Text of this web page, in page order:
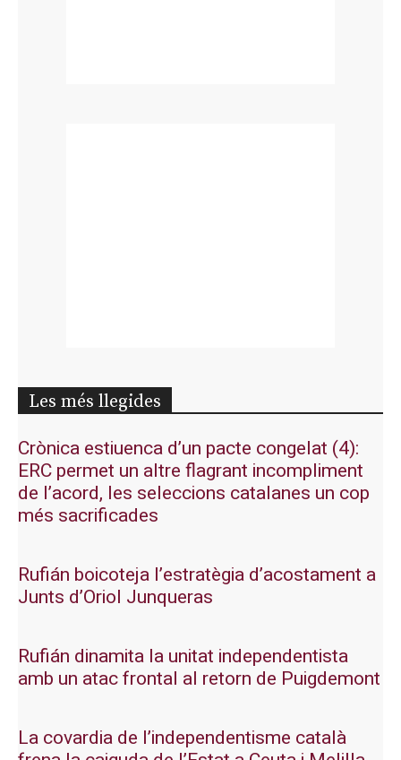
Les més llegides
Crònica estiuenca d’un pacte congelat (4):
ERC permet un altre flagrant incompliment
de l’acord, les seleccions catalanes un cop
més sacrificades
Rufián boicoteja l’estratègia d’acostament a
Junts d’Oriol Junqueras
Rufián dinamita la unitat independentista
amb un atac frontal al retorn de Puigdemont
La covardia de l’independentisme català